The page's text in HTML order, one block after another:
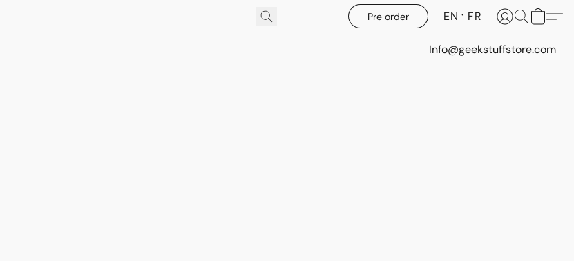
Pre order EN FR
Info@geekstuffstore.com